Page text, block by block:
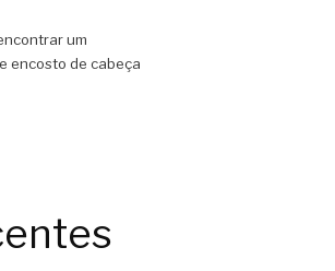
um
encosto de cabeça